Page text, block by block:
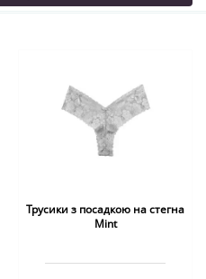
Трусики з посадкою на стегна
Mint